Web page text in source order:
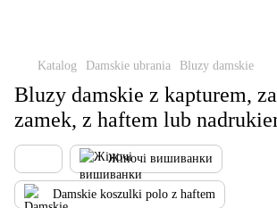
Katalog Damskie ubrania Bluzy damskie
Bluzy damskie z kapturem,
zamek, z haftem lub
Жіночі вишиванки
Damskie koszulki polo z haftem